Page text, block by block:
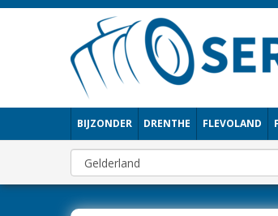
BIJZONDER DRENTHE FLEVOLAND